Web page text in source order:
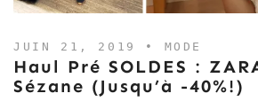
JUIN 21, 2019 • MODE
Haul Pré SOLDES :
Sézane (jusqu’à -40%!)